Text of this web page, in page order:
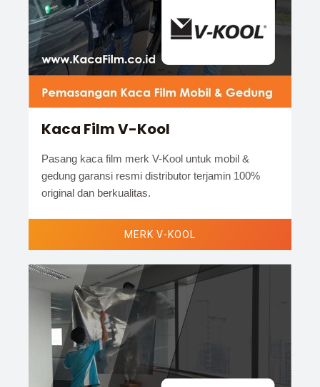
Kaca Film V-Kool
Pasang kaca film merk V-Kool untuk mobil &
gedung garansi resmi distributor terjamin 100%
original dan berkualitas.
MERK V-KOOL